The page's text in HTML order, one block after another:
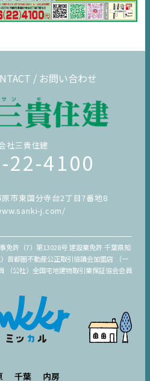
/ お問い合わせ
社三貴住建
22-4100
市東国分寺台2丁目7番地8
j.com/
免許（7）第13028号 建設業免許 千葉県知
首都圏不動産公正取引協議会加盟店 （一
（公社）全国宅地建物取引業保証協会会員
千葉 内房